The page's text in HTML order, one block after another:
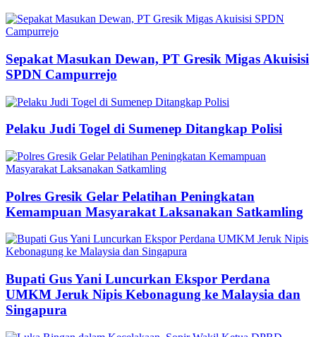
Sepakat Masukan Dewan, PT Gresik Migas Akuisisi
SPDN Campurrejo
Pelaku Judi Togel di Sumenep Ditangkap Polisi
Polres Gresik Gelar Pelatihan Peningkatan
Kemampuan Masyarakat Laksanakan Satkamling
Bupati Gus Yani Luncurkan Ekspor Perdana
UMKM Jeruk Nipis Kebonagung ke Malaysia dan
Singapura